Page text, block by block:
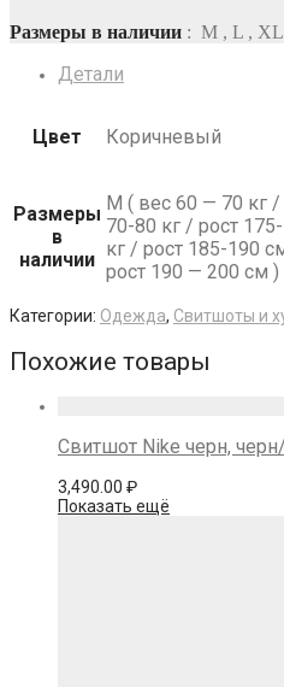
Размеры в наличии : M , L ,
Детали
Цвет Коричневый
Размеры
в
наличии
M ( вес 60 — 70 кг
70-80 кг / рост
кг / рост 185-190
рост 190 — 200 см )
Категории: Одежда, Свитшоты и
Похожие товары
Свитшот Nike черн,
3,490.00 ₽
Показать ещё